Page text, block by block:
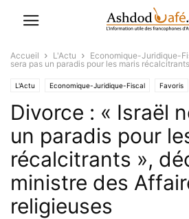
Accueil L'Actu Economique-Juridique-
sera pas un paradis pour les maris
L'Actu Economique-Juridique-Fiscal Favoris
Divorce : « Israël
un paradis pour
récalcitrants »,
ministre des
religieuses